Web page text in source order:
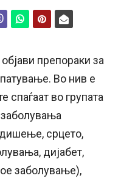
препораки за
Во нив е
спаѓаат во групата
срцето,
дијабет,
заболување),